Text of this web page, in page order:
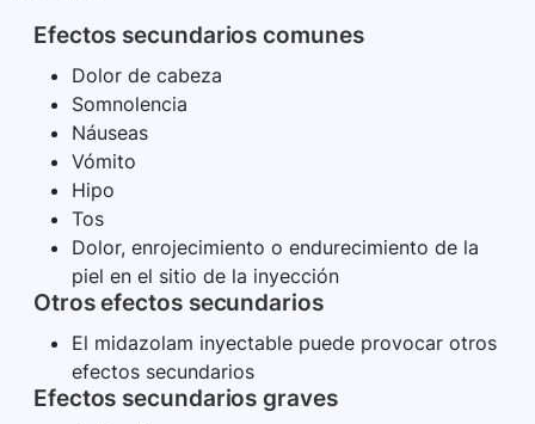
Efectos secundarios comunes
Dolor de cabeza
Somnolencia
Náuseas
Vómito
Hipo
Tos
Dolor, enrojecimiento o endurecimiento de la
piel en el sitio de la inyección
Otros efectos secundarios
El midazolam inyectable puede provocar otros
efectos secundarios
Efectos secundarios graves